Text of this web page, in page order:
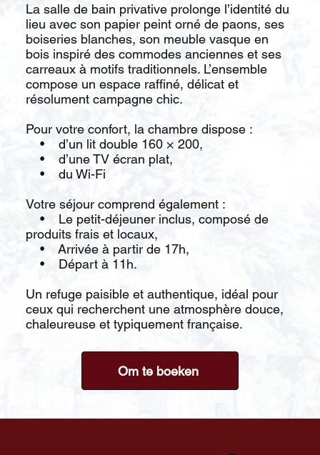
La salle de bain privative prolonge l’identité du
lieu avec son papier peint orné de paons, ses
boiseries blanches, son meuble vasque en
bois inspiré des commodes anciennes et ses
carreaux à motifs traditionnels. L’ensemble
compose un espace raffiné, délicat et
résolument campagne chic.
Pour votre confort, la chambre dispose :
• d’un lit double 160 × 200,
• d’une TV écran plat,
• du Wi-Fi
Votre séjour comprend également :
• Le petit-déjeuner inclus, composé de
produits frais et locaux,
• Arrivée à partir de 17h,
• Départ à 11h.
Un refuge paisible et authentique, idéal pour
ceux qui recherchent une atmosphère douce,
chaleureuse et typiquement française.
Om te boeken